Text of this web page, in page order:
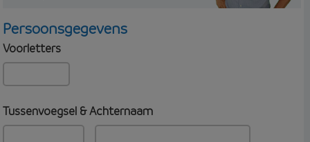
Persoonsgegevens
Voorletters
Tussenvoegsel & Achternaam